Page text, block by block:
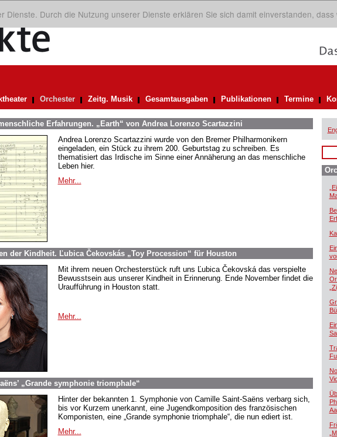
Dienste. Durch die Nutzung unserer Dienste erklären Sie sich damit einverstanden, dass
Orchester Zeitg. Musik Gesamtausgaben Publikationen Termine
Erfahrungen. „Earth“ von Andrea Lorenzo Scartazzini
Andrea Lorenzo Scartazzini wurde von den Bremer Philharmonikern
eingeladen, ein Stück zu ihrem 200. Geburtstag zu schreiben. Es
thematisiert das Irdische im Sinne einer Annäherung an das menschliche
Leben hier.
Mehr...
der Kindheit. Ľubica Čekovskás „Toy Procession“ für Houston
Mit ihrem neuen Orchesterstück ruft uns Ľubica Čekovská das verspielte
Bewusstsein aus unserer Kindheit in Erinnerung. Ende November findet die
Uraufführung in Houston statt.
Mehr...
„Grande symphonie triomphale“
Hinter der bekannten 1. Symphonie von Camille Saint-Saëns verbarg sich,
bis vor Kurzem unerkannt, eine Jugendkomposition des französischen
Komponisten, eine „Grande symphonie triomphale“, die nun ediert ist.
Mehr...